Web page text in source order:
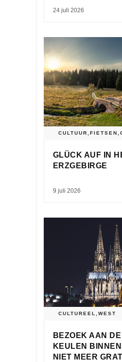
24 juli 2026
CULTUUR,FIETSEN,
GLÜCK AUF IN
ERZGEBIRGE
9 juli 2026
CULTUREEL,WEST
BEZOEK AAN DE
KEULEN
NIET MEER